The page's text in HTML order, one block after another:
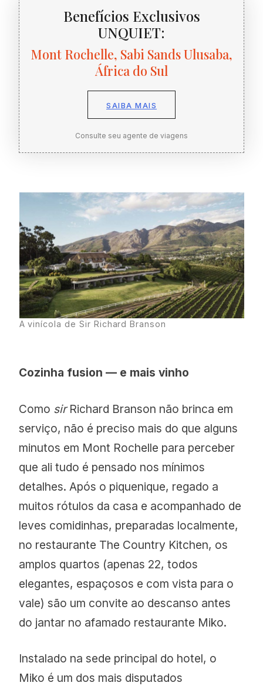
Benefícios Exclusivos
UNQUIET:
Mont Rochelle, Sabi Sands Ulusaba,
África do Sul
SAIBA MAIS
Consulte seu agente de viagens
Mont Rochelle
nos vinhos e gastronomia do hotel,
leitores UNQUIET.
virginlimitededition.com/mont-rochelle
Use o código: UNQUIET
Validade: Setembro de 2025
Sabi Sands Ulusaba
Benefício:
Bush experience surpresa
preparada sob medida para leitores
Use o código: UNQUIET
Validade: Setembro de 2025
A vinícola de Sir Richard Branson
Cozinha fusion — e mais vinho
Como sirRichard Branson não brinca em
serviço, não é preciso mais do que alguns
minutos em Mont Rochelle para perceber
que ali tudo é pensado nos mínimos
detalhes. Após o piquenique, regado a
muitos rótulos da casa e acompanhado de
leves comidinhas, preparadas localmente,
no restaurante The Country Kitchen, os
amplos quartos (apenas 22, todos
elegantes, espaçosos e com vista para o
vale) são um convite ao descanso antes
do jantar no afamado restaurante Miko.
Instalado na sede principal do hotel, o
Miko é um dos mais disputados